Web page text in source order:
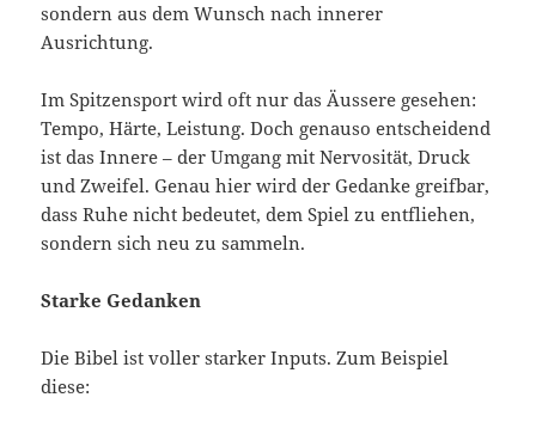
sondern aus dem Wunsch nach innerer
Ausrichtung.
Im Spitzensport wird oft nur das Äussere gesehen:
Tempo, Härte, Leistung. Doch genauso entscheidend
ist das Innere – der Umgang mit Nervosität, Druck
und Zweifel. Genau hier wird der Gedanke greifbar,
dass Ruhe nicht bedeutet, dem Spiel zu entfliehen,
sondern sich neu zu sammeln.
Starke Gedanken
Die Bibel ist voller starker Inputs. Zum Beispiel
diese: